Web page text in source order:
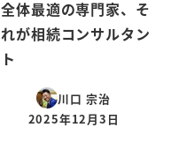
全体最適の専門家、そ
れが相続コンサルタン
ト
川口 宗治
投稿日
2025年12月3日